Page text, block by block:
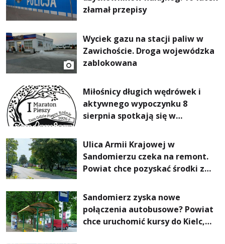
złamał przepisy
Wyciek gazu na stacji paliw w
Zawichoście. Droga wojewódzka
zablokowana
Miłośnicy długich wędrówek i
aktywnego wypoczynku 8
sierpnia spotkają się w
Pieszym „Tam Gdzie Pieprz
Rośnie”
Ulica Armii Krajowej w
Sandomierzu czeka na remont.
Powiat chce pozyskać środki z
Dróg
Sandomierz zyska nowe
połączenia autobusowe? Powiat
chce uruchomić kursy do Kielc,